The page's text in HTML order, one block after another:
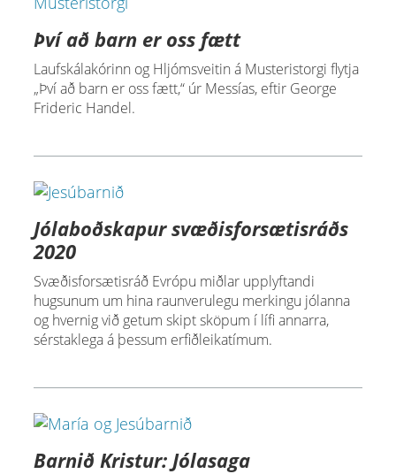
Því að barn er oss fætt
Laufskálakórinn og Hljómsveitin á Musteristorgi flytja
„Því að barn er oss fætt,“ úr Messías, eftir George
Frideric Handel.
Jólaboðskapur svæðisforsætisráðs
2020
Svæðisforsætisráð Evrópu miðlar upplyftandi
hugsunum um hina raunverulegu merkingu jólanna
og hvernig við getum skipt sköpum í lífi annarra,
sérstaklega á þessum erfiðleikatímum.
Barnið Kristur: Jólasaga